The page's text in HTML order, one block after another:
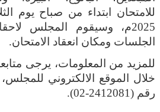
للامتحان
2025م، وسيقوم المجلس
الجلسات ومكان انعقاد الامتحان.
للمزيد من المعلومات، يرجى
خلال الموقع الالكتروني
رقم (2412081-02).